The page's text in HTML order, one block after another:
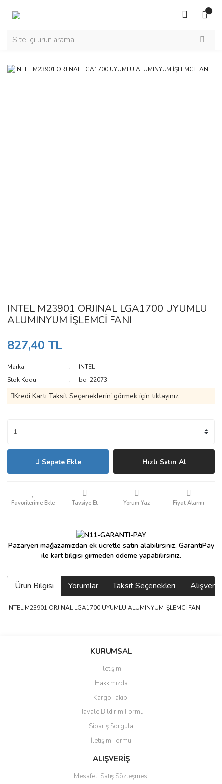
INTEL M23901 ORJINAL LGA1700 UYUMLU
ALUMINYUM İŞLEMCİ FANI
827,40 TL
Marka
INTEL
Stok Kodu
bd_22073
Kredi Kartı Taksit Seçeneklerini görmek için tıklayınız.
Sepete Ekle Hızlı Satın Al
Tavsiye Et Yorum Yaz Fiyat Alarmı
Pazaryeri mağazamızdan ek ücretle satın alabilirsiniz. GarantiPay
ile kart bilgisi girmeden ödeme yapabilirsiniz.
Ürün Bilgisi Yorumlar Taksit Seçenekleri
INTEL M23901 ORJINAL LGA1700 UYUMLU ALUMINYUM İŞLEMCİ FANI
Bu ürüne ilk yorumu siz yapın!
güzel paketlenmiş ama yanında
ile 24 izlenmektedir diye küçük
bir tabela olsa daha hoş
hızlı güvenli bir alışveriş oldu
Yalçın Kaya | 20/06/2026
KURUMSAL
İletişim
Hakkımızda
Kargo Takibi
Havale Bildirim Formu
Sipariş Sorgula
İletişim Formu
ALIŞVERİŞ
Mesafeli Satış Sözleşmesi